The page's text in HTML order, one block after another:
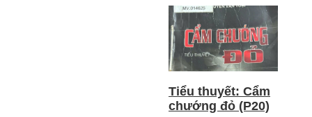
Tiểu thuyết: Cẩm
chướng đỏ (P20)